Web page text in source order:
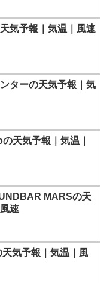
気予報｜気温｜風速
ターの天気予報｜気
天気予報｜気温｜
MARSの天
速
気予報｜気温｜風